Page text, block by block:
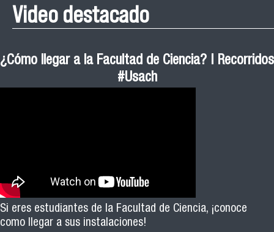
Video destacado
¿Cómo llegar a la Facultad de Ciencia? | Recorridos
#Usach
Si eres estudiantes de la Facultad de Ciencia, ¡conoce
como llegar a sus instalaciones!